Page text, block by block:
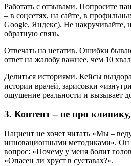
Работать с отзывами. Попросите
– в соцсетях, на сайте, в
Google, Яндекс). Не накручивайте,
обратную связь.
Отвечать на негатив. Ошибки
ответ на жалобу важнее, чем 10
Делиться историями. Кейсы
истории врачей, зарисовки
ощущение реальности и вызывает
3. Контент – не про
Пациент не хочет читать «Мы –
инновационными методиками». Он
вопрос: «Почему у меня болит
«Опасен ли хруст в суставах?».